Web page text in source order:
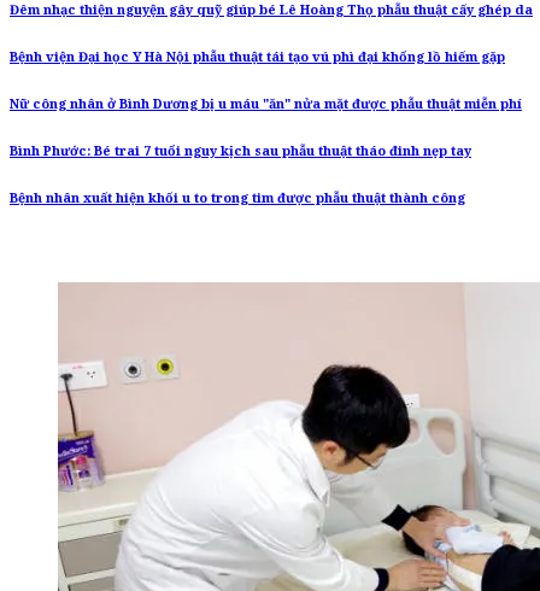
Đêm nhạc thiện nguyện gây quỹ giúp bé Lê Hoàng Thọ phẫu thuật cấy ghép da
Bệnh viện Đại học Y Hà Nội phẫu thuật tái tạo vú phì đại khổng lồ hiếm gặp
Nữ công nhân ở Bình Dương bị u máu "ăn" nửa mặt được phẫu thuật miễn phí
Bình Phước: Bé trai 7 tuổi nguy kịch sau phẫu thuật tháo đinh nẹp tay
Bệnh nhân xuất hiện khối u to trong tim được phẫu thuật thành công